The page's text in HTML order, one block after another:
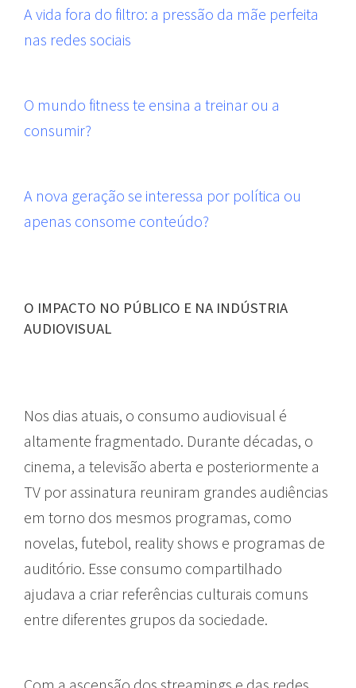
A vida fora do filtro: a pressão da mãe perfeita
nas redes sociais
O mundo fitness te ensina a treinar ou a
consumir?
A nova geração se interessa por política ou
apenas consome conteúdo?
O IMPACTO NO PÚBLICO E NA INDÚSTRIA
AUDIOVISUAL
Nos dias atuais, o consumo audiovisual é
altamente fragmentado. Durante décadas, o
cinema, a televisão aberta e posteriormente a
TV por assinatura reuniram grandes audiências
em torno dos mesmos programas, como
novelas, futebol, reality shows e programas de
auditório. Esse consumo compartilhado
ajudava a criar referências culturais comuns
entre diferentes grupos da sociedade.